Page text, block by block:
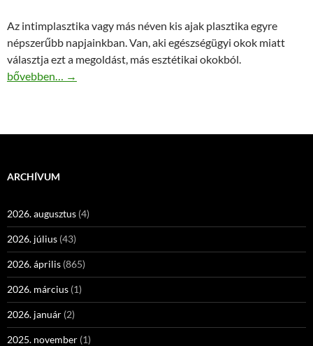
Az intimplasztika vagy más néven kis ajak plasztika egyre
népszerűbb napjainkban. Van, aki egészségügyi okok miatt
választja ezt a megoldást, más esztétikai okokból.
Intimplasztika a Belvárosi Orvosi Centerben
bővebben… →
ARCHÍVUM
2026. augusztus (4)
2026. július (43)
2026. április (865)
2026. március (1)
2026. január (2)
2025. november (1)